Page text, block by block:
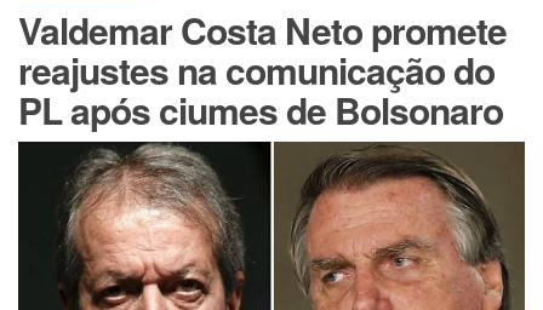
Valdemar Costa Neto promete
reajustes na comunicação do
PL após ciumes de Bolsonaro